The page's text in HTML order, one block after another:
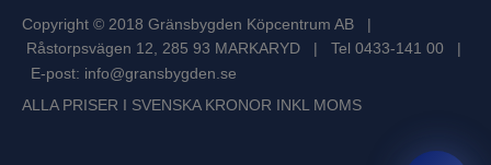
Copyright © 2018 Gränsbygden Köpcentrum AB |
Råstorpsvägen 12, 285 93 MARKARYD | Tel 0433-141 00 |
E-post: info@gransbygden.se
ALLA PRISER I SVENSKA KRONOR INKL MOMS